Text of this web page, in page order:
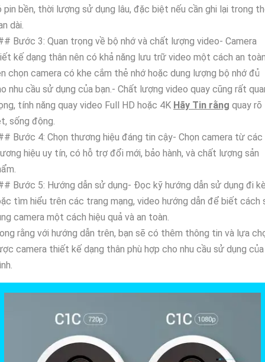
pin bền, thời lượng sử dụng lâu, đặc biệt nếu cần ghi lại trong
dài.
Bước 3: Quan trọng về bộ nhớ và chất lượng video- Camera
kế dạng thân nên có khả năng lưu trữ video một cách an
chọn camera có khe cắm thẻ nhớ hoặc dung lượng bộ nhớ đủ
nhu cầu sử dụng của bạn.- Chất lượng video quay cũng rất
tính năng quay video Full HD hoặc 4K Hãy Tin rằng quay rõ
sống động.
Bước 4: Chọn thương hiệu đáng tin cậy- Chọn camera từ các
hiệu uy tín, có hỗ trợ đổi mới, bảo hành, và chất lượng sản
Bước 5: Hướng dẫn sử dụng- Đọc kỹ hướng dẫn sử dụng đi
tìm hiểu trên các trang mạng, video hướng dẫn để biết cách
camera một cách hiệu quả và an toàn.
rằng với hướng dẫn trên, bạn sẽ có thêm thông tin và lựa
camera thiết kế dạng thân phù hợp cho nhu cầu sử dụng của